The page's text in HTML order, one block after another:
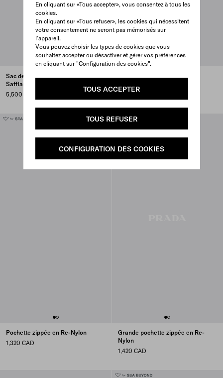
En cliquant sur «Tous accepter», vous consentez à tous les
cookies.
En cliquant sur «Tous refuser», les cookies qui nécessitent
votre consentement ne seront pas mémorisés sur
l’appareil.
Vous pouvez choisir les types de cookies que vous
souhaitez accepter ou désactiver et gérer vos préférences
en cliquant sur "Configuration des cookies".
TOUS ACCEPTER
TOUS REFUSER
CONFIGURATION DES COOKIES
Sac de sport en Re-Nylon et cuir
Saffiano
5,500 CAD
Petite pochette zippée en Re-
Pochette zippée en Re-Nylon
1,320 CAD
Grande pochette zippée en Re-
Nylon
1,420 CAD